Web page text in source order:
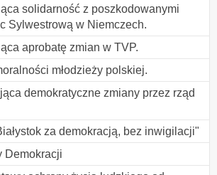
solidarność z poszkodowanymi
Sylwestrową w Niemczech.
aprobatę zmian w TVP.
młodzieży polskiej.
demokratyczne zmiany przez rząd
za demokracją, bez inwigilacji"
Demokracji